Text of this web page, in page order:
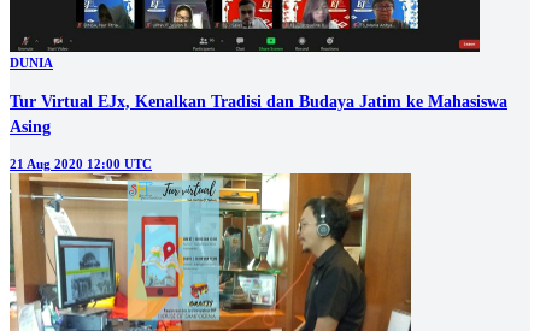
DUNIA
Tur Virtual EJx, Kenalkan Tradisi dan Budaya Jatim ke Mahasiswa
Asing
21 Aug 2020 12:00 UTC